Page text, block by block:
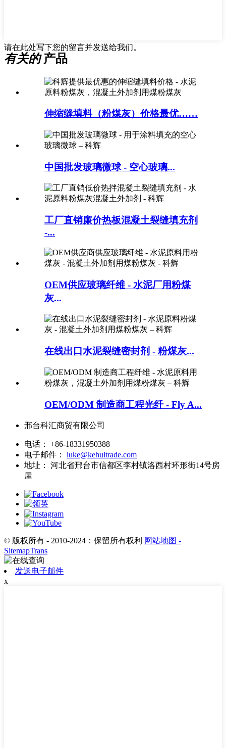
请在此处写下您的留言并发送给我们。
有关的产品
伸缩缝填料（粉煤灰）价格最优……
中国批发玻璃微球 - 空心玻璃...
工厂直销廉价热板混凝土裂缝填充剂
-...
OEM供应玻璃纤维 - 水泥厂用粉煤
灰...
在线出口水泥裂缝密封剂 - 粉煤灰...
OEM/ODM 制造商工程光纤 - Fly A...
邢台科汇商贸有限公司
电话：
+86-18331950388
电子邮件：
luke@kehuitrade.com
地址：
河北省邢台市信都区李村镇洛西村环形街14号房
屋
© 版权所有 - 2010-2024：保留所有权利 网站地图 -
SitemapTrans
发送电子邮件
x